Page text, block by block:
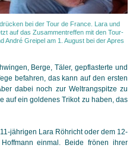
bei der Tour de France. Lara und
auf das Zusammentreffen mit den Tour-
André Greipel am 1. August bei der Apres
Berge, Täler, gepflasterte und
befahren, das kann auf den ersten
dabei noch zur Weltrangspitze zu
auf ein goldenes Trikot zu haben, das
jährigen Lara Röhricht oder dem 12-
einmal. Beide frönen ihrer